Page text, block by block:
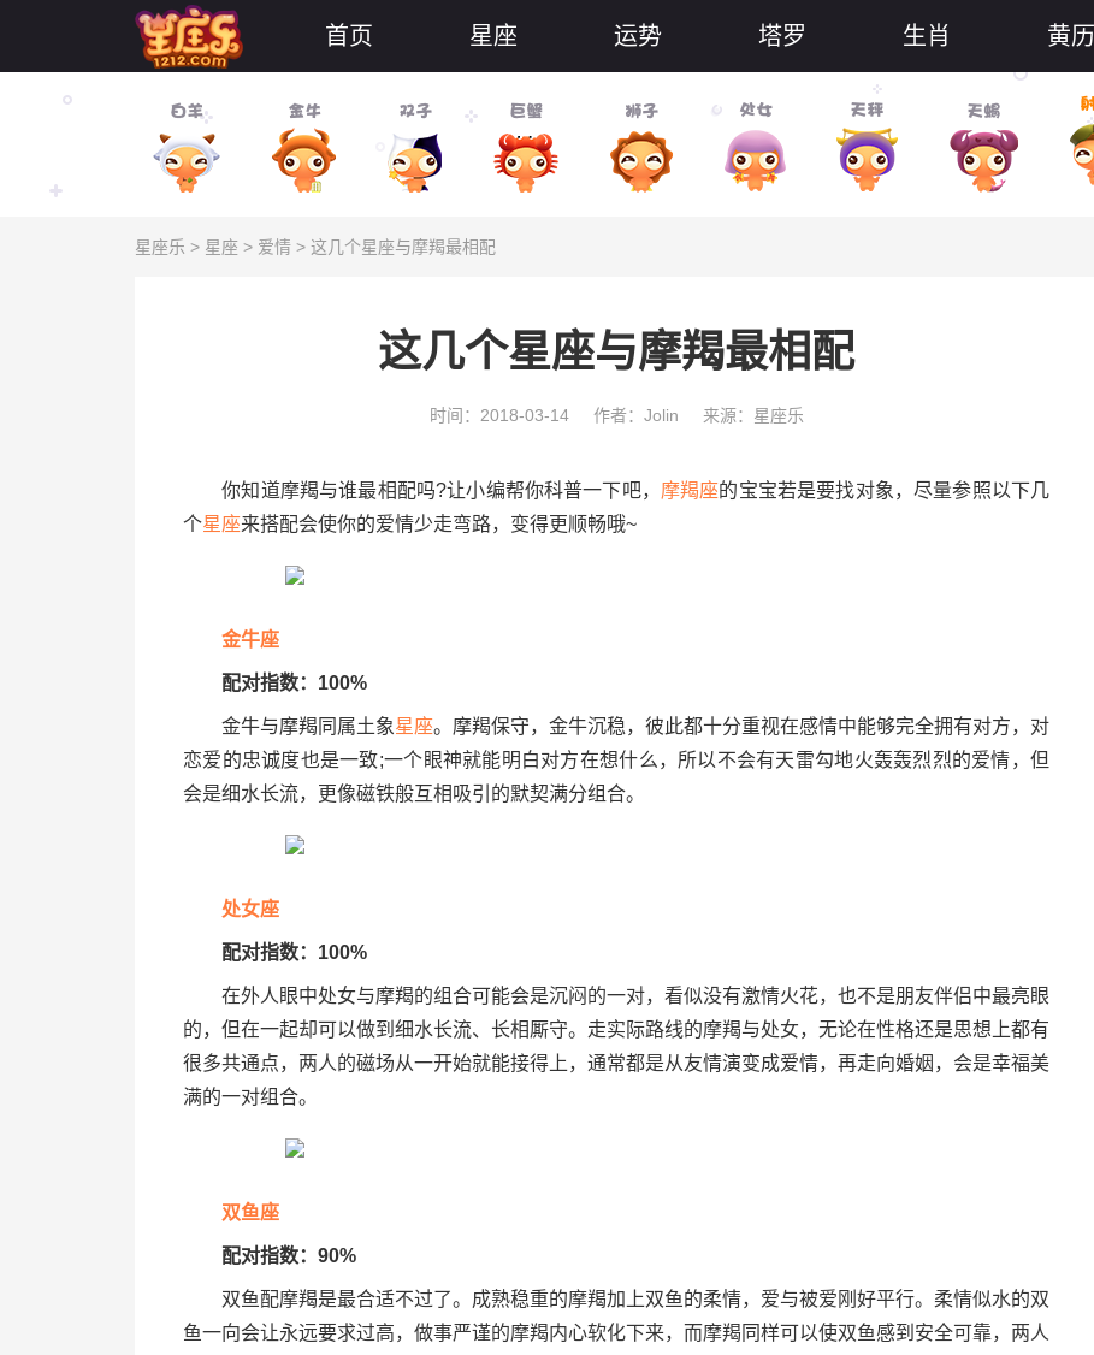
首页 星座 运势 塔罗 生肖 黄历
星座乐 > 星座 > 爱情 > 这几个星座与摩羯最相配
这几个星座与摩羯最相配
时间：2018-03-14 作者：Jolin 来源：星座乐
你知道摩羯与谁最相配吗?让小编帮你科普一下吧， 摩羯座的宝宝若是要找对象，尽量参照以下几
个星座来搭配会使你的爱情少走弯路，变得更顺畅哦~
金牛座
配对指数：100%
金牛与摩羯同属土象星座。摩羯保守，金牛沉稳，彼此都十分重视在感情中能够完全拥有对方，对
恋爱的忠诚度也是一致;一个眼神就能明白对方在想什么，所以不会有天雷勾地火轰轰烈烈的爱情，但
会是细水长流，更像磁铁般互相吸引的默契满分组合。
处女座
配对指数：100%
在外人眼中处女与摩羯的组合可能会是沉闷的一对，看似没有激情火花，也不是朋友伴侣中最亮眼
的，但在一起却可以做到细水长流、长相厮守。走实际路线的摩羯与处女，无论在性格还是思想上都有
很多共通点，两人的磁场从一开始就能接得上，通常都是从友情演变成爱情，再走向婚姻，会是幸福美
满的一对组合。
双鱼座
配对指数：90%
双鱼配摩羯是最合适不过了。成熟稳重的摩羯加上双鱼的柔情，爱与被爱刚好平行。柔情似水的双
鱼一向会让永远要求过高，做事严谨的摩羯内心软化下来，而摩羯同样可以使双鱼感到安全可靠，两人